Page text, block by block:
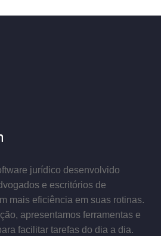
jurídico desenvolvido
e escritórios de
mais eficiência em suas rotinas.
apresentamos ferramentas e
facilitar tarefas do dia a dia.